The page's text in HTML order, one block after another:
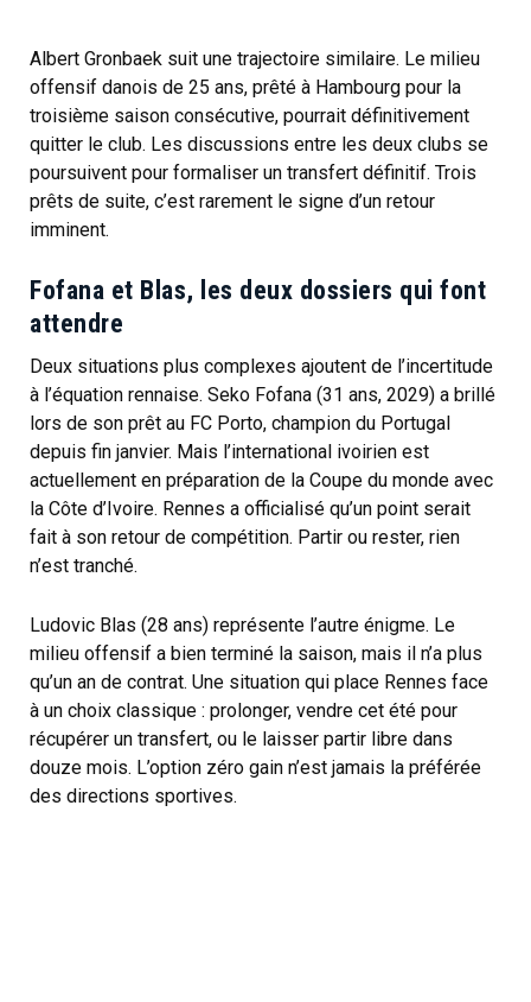
Albert Gronbaek suit une trajectoire similaire. Le milieu
offensif danois de 25 ans, prêté à Hambourg pour la
troisième saison consécutive, pourrait définitivement
quitter le club. Les discussions entre les deux clubs se
poursuivent pour formaliser un transfert définitif. Trois
prêts de suite, c’est rarement le signe d’un retour
imminent.
Fofana et Blas, les deux dossiers qui font
attendre
Deux situations plus complexes ajoutent de l’incertitude
à l’équation rennaise. Seko Fofana (31 ans, 2029) a brillé
lors de son prêt au FC Porto, champion du Portugal
depuis fin janvier. Mais l’international ivoirien est
actuellement en préparation de la Coupe du monde avec
la Côte d’Ivoire. Rennes a officialisé qu’un point serait
fait à son retour de compétition. Partir ou rester, rien
n’est tranché.
Ludovic Blas (28 ans) représente l’autre énigme. Le
milieu offensif a bien terminé la saison, mais il n’a plus
qu’un an de contrat. Une situation qui place Rennes face
à un choix classique : prolonger, vendre cet été pour
récupérer un transfert, ou le laisser partir libre dans
douze mois. L’option zéro gain n’est jamais la préférée
des directions sportives.